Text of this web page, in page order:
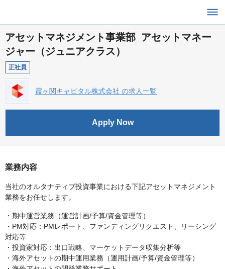
アセットマネジメント事業部_アセットマネー
ジャー（ジュニアクラス）
正社員
霞ヶ関キャピタル株式会社 の求人一覧
Apply Now
業務内容
当社のオルタナティブ投資事業における下記アセットマネジメント
業務をお任せします。
・期中運営業務（運営計画/予算/資金管理等）
・PM対応：PMレポート、ファンディングリクエスト、リーシング
対応等
・投資家対応：出口戦略、マーケットデータ収集分析等
・海外アセットの期中運用業務（運用計画/予算/資金管理等）